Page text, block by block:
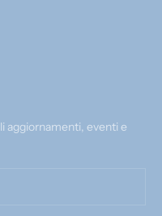
aggiornamenti, eventi e